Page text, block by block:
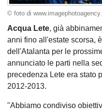
© foto di
Acqua Lete, già
anni fino all'estate scorsa,
dell'Atalanta per le
annunciato le parti nella
precedenza Lete era stato
2012-2013.
"Abbiamo condiviso